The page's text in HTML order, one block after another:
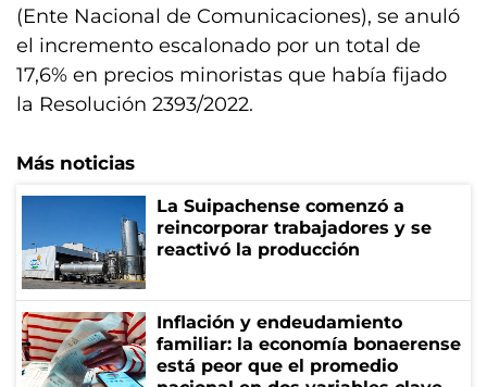
(Ente Nacional de Comunicaciones), se anuló
el incremento escalonado por un total de
17,6% en precios minoristas que había fijado
la Resolución 2393/2022.
Más noticias
La Suipachense comenzó a
reincorporar trabajadores y se
reactivó la producción
Inflación y endeudamiento
familiar: la economía bonaerense
está peor que el promedio